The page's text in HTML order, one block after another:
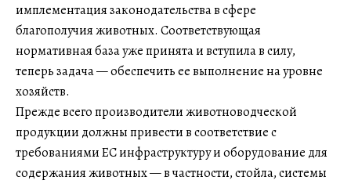
имплементация законодательства в сфере
благополучия животных. Соответствующая
нормативная база уже принята и вступила в силу,
теперь задача — обеспечить ее выполнение на уровне
хозяйств.
Прежде всего производители животноводческой
продукции должны привести в соответствие с
требованиями ЕС инфраструктуру и оборудование для
содержания животных — в частности, стойла, системы